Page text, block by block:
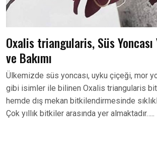
Oxalis triangularis, Süs
ve Bakımı
Ülkemizde süs yoncası, uyku çiçeği, mor
gibi isimler ile bilinen Oxalis triangularis
hemde dış mekan bitkilendirmesinde
Çok yıllık bitkiler arasında yer almaktadır…..